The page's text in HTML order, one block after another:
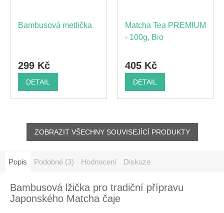
Bambusová metlička
299 Kč
DETAIL
Matcha Tea PREMIUM
- 100g, Bio
405 Kč
DETAIL
ZOBRAZIT VŠECHNY SOUVISEJÍCÍ PRODUKTY
Popis Podobné (3) Hodnocení Diskuze
Bambusová lžička pro tradiční přípravu
Japonského Matcha čaje